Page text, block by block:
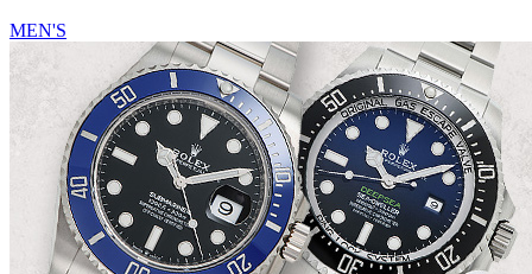
MEN'S